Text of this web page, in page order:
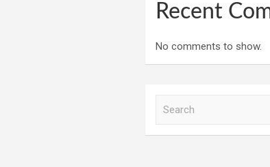
Recent
No comments to show.